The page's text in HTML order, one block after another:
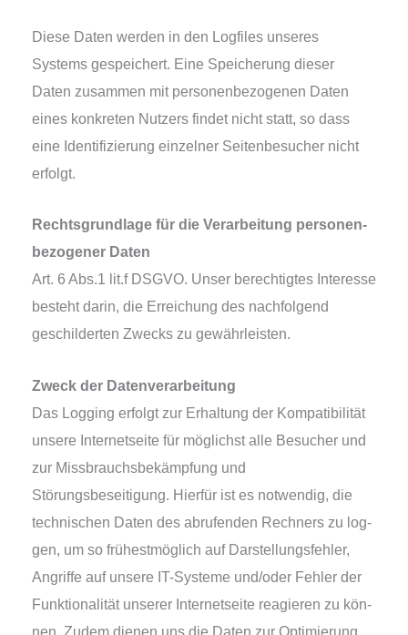
Diese Daten wer­den in den Logfiles unse­res
Systems gespei­chert. Eine Speicherung die­ser
Daten zusam­men mit per­so­nen­be­zo­ge­nen Daten
eines kon­kre­ten Nutzers fin­det nicht statt, so dass
eine Identifizierung ein­zel­ner Seitenbesucher nicht
erfolgt.
Rechtsgrundlage für die Verarbeitung per­so­nen­
be­zo­ge­ner Daten
Art. 6 Abs.1 lit.f DSGVO. Unser berech­tig­tes Interesse
besteht dar­in, die Erreichung des nach­fol­gend
geschil­der­ten Zwecks zu gewährleisten.
Zweck der Datenverarbeitung
Das Logging erfolgt zur Erhaltung der Kompatibilität
unse­re Internetseite für mög­lichst alle Besucher und
zur Missbrauchsbekämpfung und
Störungsbeseitigung. Hierfür ist es not­wen­dig, die
tech­ni­schen Daten des abru­fen­den Rechners zu log­
gen, um so frü­hest­mög­lich auf Darstellungsfehler,
Angriffe auf unse­re IT-Systeme und/oder Fehler der
Funktionalität unse­rer Internetseite reagie­ren zu kön­
nen. Zudem die­nen uns die Daten zur Optimierung